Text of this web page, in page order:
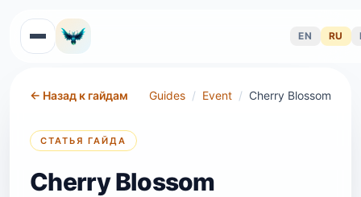
EN RU
← Назад к гайдам Guides / Event / Cherry Blossom
СТАТЬЯ ГАЙДА
Cherry Blossom